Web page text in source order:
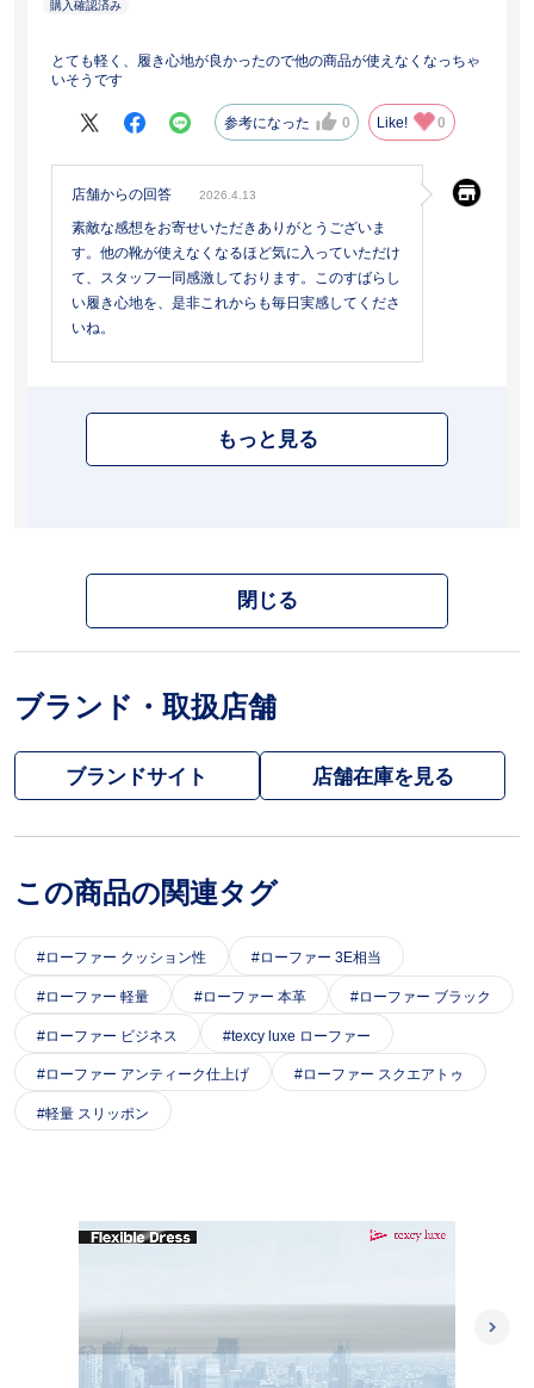
とても軽く、履き心地が良かったので他の商品が使えなくなっちゃ
いそうです
参考になった 0 Like! 0
店舗からの回答 2026.4.13
素敵な感想をお寄せいただきありがとうございま
す。他の靴が使えなくなるほど気に入っていただけ
て、スタッフ一同感激しております。このすばらし
い履き心地を、是非これからも毎日実感してくださ
いね。
もっと見る
閉じる
ブランド・取扱店舗
ブランドサイト
この商品の関連タグ
ローファー クッション性 ローファー 3E相当
ローファー 軽量 ローファー 本革 ローファー ブラック
ローファー ビジネス texcy luxe ローファー
ローファー アンティーク仕上げ ローファー スクエアトゥ
軽量 スリッポン